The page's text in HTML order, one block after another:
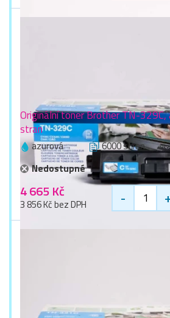
Originální toner Brother TN-
stran
azurová 6000 stran
Nedostupné
4 665 Kč
3 856 Kč bez DPH - +